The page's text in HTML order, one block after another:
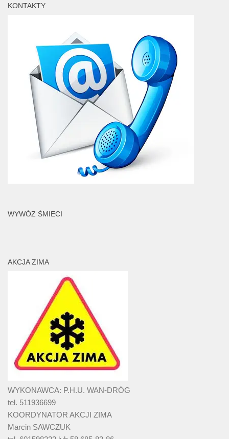
KONTAKTY
WYWÓZ ŚMIECI
AKCJA ZIMA
WYKONAWCA: P.H.U. WAN-DRÓG
tel. 511936699
KOORDYNATOR AKCJI ZIMA
Marcin SAWCZUK